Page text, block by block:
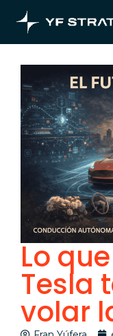
contenido
Lo
Tesla
volar